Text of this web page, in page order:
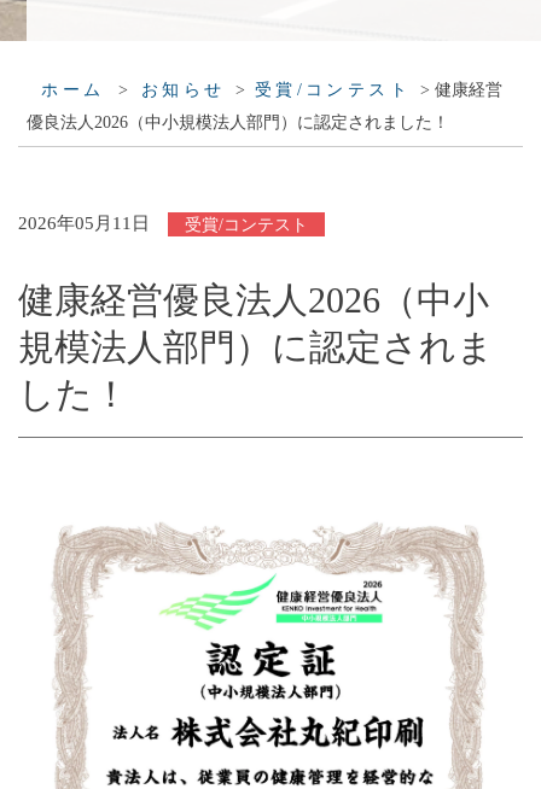
ホーム > お知らせ > 受賞/コンテスト >健康経営
優良法人2026（中小規模法人部門）に認定されました！
2026年05月11日 受賞/コンテスト
健康経営優良法人2026（中小
規模法人部門）に認定されま
した！